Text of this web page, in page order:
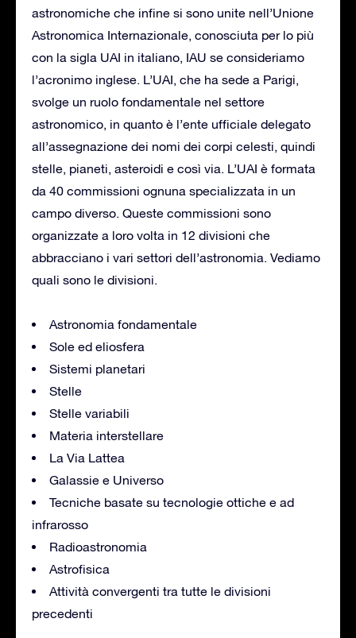
astronomiche che infine si sono unite nell’Unione
Astronomica Internazionale, conosciuta per lo più
con la sigla UAI in italiano, IAU se consideriamo
l’acronimo inglese. L’UAI, che ha sede a Parigi,
svolge un ruolo fondamentale nel settore
astronomico, in quanto è l’ente ufficiale delegato
all’assegnazione dei nomi dei corpi celesti, quindi
stelle, pianeti, asteroidi e così via. L’UAI è formata
da 40 commissioni ognuna specializzata in un
campo diverso. Queste commissioni sono
organizzate a loro volta in 12 divisioni che
abbracciano i vari settori dell’astronomia. Vediamo
quali sono le divisioni.
Astronomia fondamentale
Sole ed eliosfera
Sistemi planetari
Stelle
Stelle variabili
Materia interstellare
La Via Lattea
Galassie e Universo
Tecniche basate su tecnologie ottiche e ad
infrarosso
Radioastronomia
Astrofisica
Attività convergenti tra tutte le divisioni
precedenti